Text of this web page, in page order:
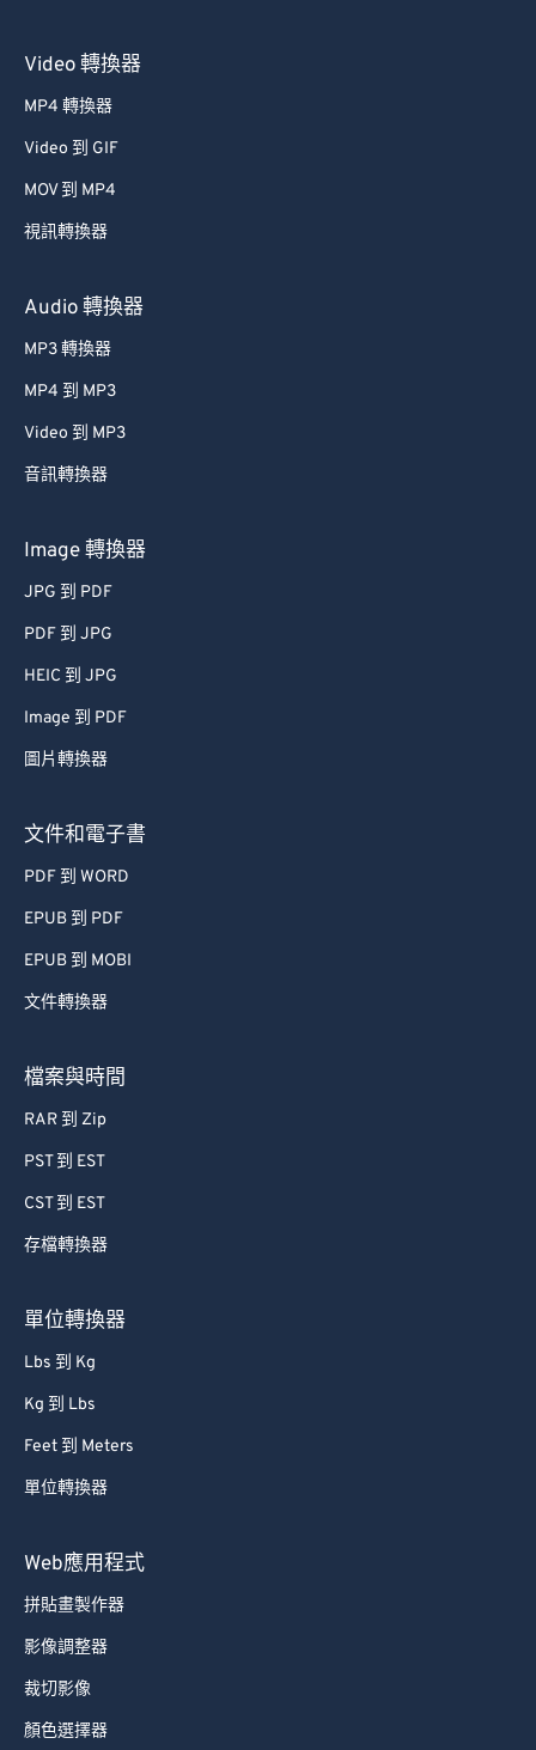
Video 轉換器
MP4 轉換器
Video 到 GIF
MOV 到 MP4
視訊轉換器
Audio 轉換器
MP3 轉換器
MP4 到 MP3
Video 到 MP3
音訊轉換器
Image 轉換器
JPG 到 PDF
PDF 到 JPG
HEIC 到 JPG
Image 到 PDF
圖片轉換器
文件和電子書
PDF 到 WORD
EPUB 到 PDF
EPUB 到 MOBI
文件轉換器
檔案與時間
RAR 到 Zip
PST 到 EST
CST 到 EST
存檔轉換器
單位轉換器
Lbs 到 Kg
Kg 到 Lbs
Feet 到 Meters
單位轉換器
Web應用程式
拼貼畫製作器
影像調整器
裁切影像
顏色選擇器